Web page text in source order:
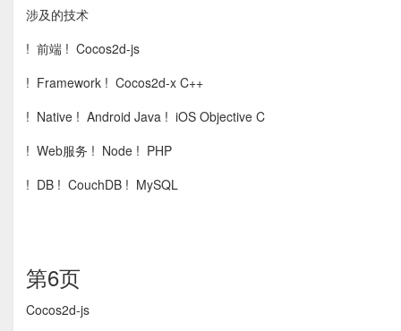
涉及的技术
! 前端 ! Cocos2d-js
! Framework ! Cocos2d-x C++
! Native ! Android Java ! iOS Objective C
! Web服务 ! Node ! PHP
! DB ! CouchDB ! MySQL
第6页
Cocos2d-js